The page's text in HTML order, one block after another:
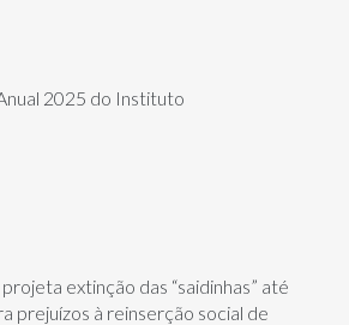
2025 do Instituto
extinção das “saidinhas” até
prejuízos à reinserção social de